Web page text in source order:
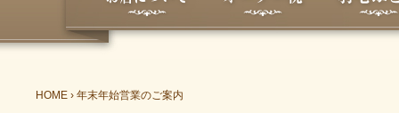
HOME › 年末年始営業のご案内